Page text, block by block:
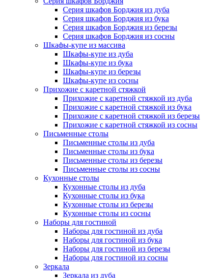
Серия шкафов Борджия из дуба
Серия шкафов Борджия из бука
Серия шкафов Борджия из березы
Серия шкафов Борджия из сосны
Шкафы-купе из массива
Шкафы-купе из дуба
Шкафы-купе из бука
Шкафы-купе из березы
Шкафы-купе из сосны
Прихожие с каретной стяжкой
Прихожие с каретной стяжкой из дуба
Прихожие с каретной стяжкой из бука
Прихожие с каретной стяжкой из березы
Прихожие с каретной стяжкой из сосны
Письменные столы
Письменные столы из дуба
Письменные столы из бука
Письменные столы из березы
Письменные столы из сосны
Кухонные столы
Кухонные столы из дуба
Кухонные столы из бука
Кухонные столы из березы
Кухонные столы из сосны
Наборы для гостиной
Наборы для гостиной из дуба
Наборы для гостиной из бука
Наборы для гостиной из березы
Наборы для гостиной из сосны
Зеркала
Зеркала из дуба